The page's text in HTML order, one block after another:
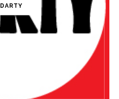
DARTY